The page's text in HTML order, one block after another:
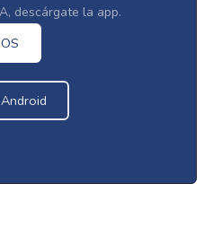
descárgate la app.